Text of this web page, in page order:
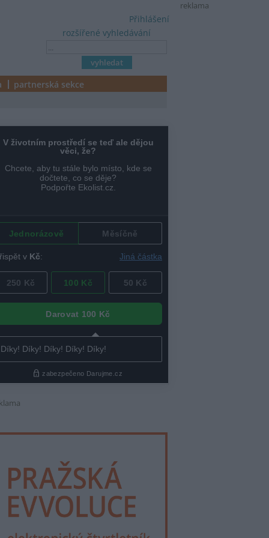
reklama
rozšířené vyhledávání
Přihlášení
partnerská sekce